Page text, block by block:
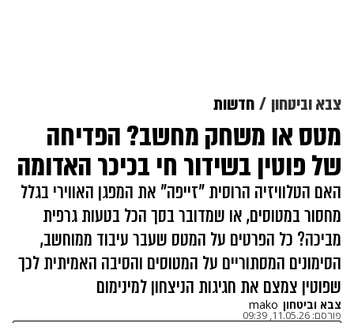
צבא וביטחון חדשות
מטס או משחק מחשב? הפדיחה
של פוטין בשידור חי בכיכר האדומה
האם הטלוויזיה הרוסית "זייפה" את המפגן האווירי בגלל
מחסור במטוסים, או שמדובר בסך הכל בטעות גרפית
מביכה? כל הפרטים על המטס שעבר עיבוד ממוחשב,
הסימונים המסתוריים על המטוסים והסיבה האמיתית לכך
שפוטין צמצם את חגיגות הניצחון למינימום
צבא וביטחון mako
פורסם: 11.05.26, 09:39